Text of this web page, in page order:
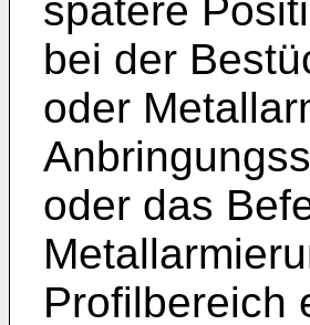
spätere
bei der
oder
oder das
Profilbereich